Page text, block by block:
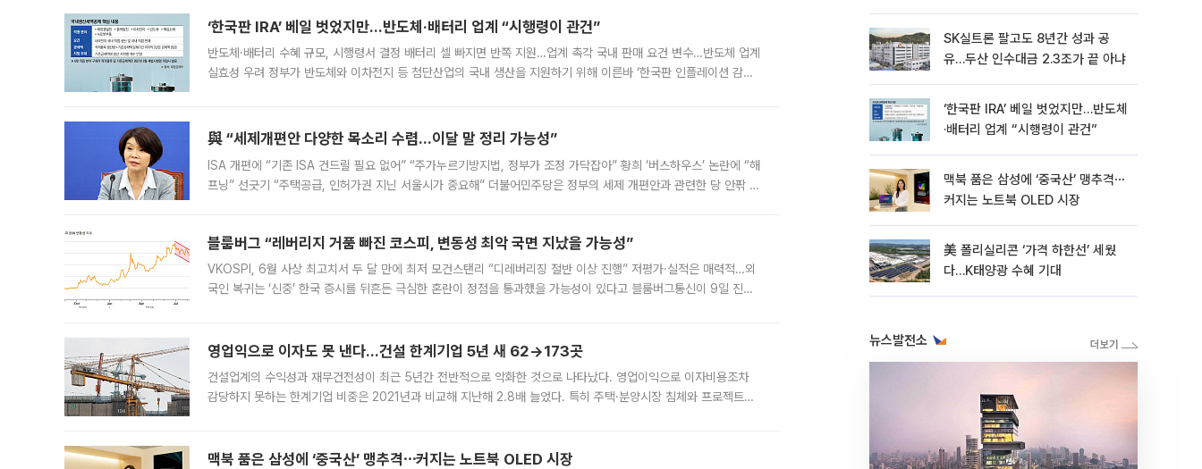
‘한국판 IRA’ 베일 벗었지만…반도체·배터리 업계 “시행령이 관건”
반도체·배터리 수혜 규모, 시행령서 결정 배터리 셀 빠지면 반쪽 지원…업계 촉각 국내 판매 요건 변수…반도체 업계
실효성 우려 정부가 반도체와 이차전지 등 첨단산업의 국내 생산을 지원하기 위해 이른바 ‘한국판 인플레이션 감축
與 “세제개편안 다양한 목소리 수렴…이달 말 정리 가능성”
ISA 개편에 “기존 ISA 건드릴 필요 없어” “주가누르기방지법, 정부가 조정 가닥잡아” 황희 ‘버스하우스’ 논란에 “해
프닝” 선긋기 “주택공급, 인허가권 지닌 서울시가 중요해” 더불어민주당은 정부의 세제 개편안과 관련한 당 안팎 의
블룸버그 “레버리지 거품 빠진 코스피, 변동성 최악 국면 지났을 가능성”
VKOSPI, 6월 사상 최고치서 두 달 만에 최저 모건스탠리 “디레버리징 절반 이상 진행” 저평가·실적은 매력적…외
국인 복귀는 ‘신중’ 한국 증시를 뒤흔든 극심한 혼란이 정점을 통과했을 가능성이 있다고 블룸버그통신이 9일 진단
영업익으로 이자도 못 낸다…건설 한계기업 5년 새 62→173곳
건설업계의 수익성과 재무건전성이 최근 5년간 전반적으로 악화한 것으로 나타났다. 영업이익으로 이자비용조차
감당하지 못하는 한계기업 비중은 2021년과 비교해 지난해 2.8배 늘었다. 특히 주택·분양시장 침체와 프로젝트파
맥북 품은 삼성에 ‘중국산’ 맹추격⋯커지는 노트북 OLED 시장
SK실트론 팔고도 8년간 성과 공
유…두산 인수대금 2.3조가 끝 아냐
‘한국판 IRA’ 베일 벗었지만…반도체
·배터리 업계 “시행령이 관건”
맥북 품은 삼성에 ‘중국산’ 맹추격⋯
커지는 노트북 OLED 시장
美 폴리실리콘 ‘가격 하한선’ 세웠
다…K태양광 수혜 기대
뉴스발전소